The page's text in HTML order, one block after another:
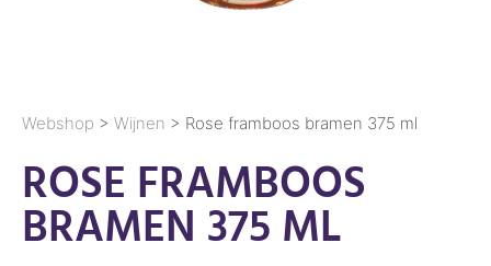
Webshop > Wijnen > Rose framboos bramen 375 ml
ROSE FRAMBOOS
BRAMEN 375 ML